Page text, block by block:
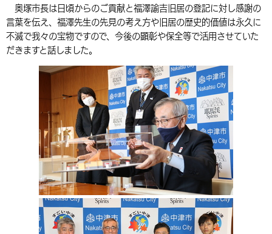
組織案内
選挙 外国人の方向け情報
相談・支援・情報 計画・施策
遊ぶ・体験する グルメ・食べる
買う・おみやげ 四季のイベント・祭り
中津市について 市役所の紹介
地方創生・地域活性化 広報・広聴
奥塚市長は日頃からのご貢献と福澤諭吉旧居の登記に対し感謝の
言葉を伝え、福澤先生の先見の考え方や旧居の歴史的価値は永久に
不滅で我々の宝物ですので、今後の顕彰や保全等で活用させていた
だきますと話しました。